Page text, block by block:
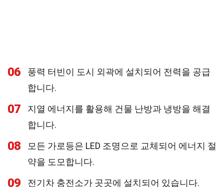
06
풍력 터빈이 도시 외곽에 설치되어 전력을 공급
합니다.
07
지열 에너지를 활용해 건물 난방과 냉방을 해결
합니다.
08
모든 가로등은 LED 조명으로 교체되어 에너지 절
약을 도모합니다.
09 전기차 충전소가 곳곳에 설치되어 있습니다.